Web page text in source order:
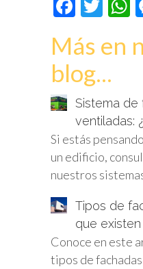
Más en
blog...
Sistema de
ventiladas:
Si estás
un edificio,
nuestros
Tipos de
que existen
Conoce en este
tipos de